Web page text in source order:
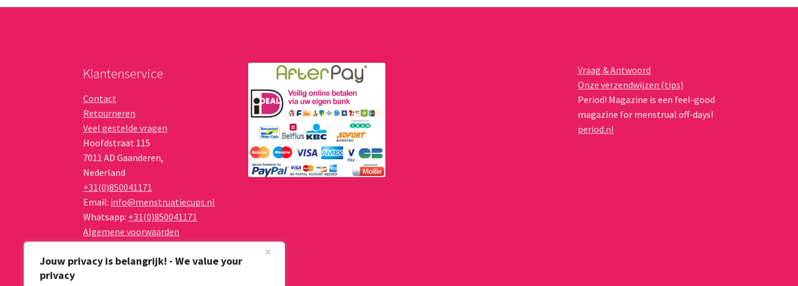
Jouw privacy is belangrijk! - We value your
privacy
Klantenservice
Contact
Retourneren
Veel gestelde vragen
Hoofdstraat 115
7011 AD Gaanderen,
Nederland
+31(0)850041171
Email: info@menstruatiecups.nl
Whatsapp: +31(0)850041171
Algemene voorwaarden
Vraag & Antwoord
Onze verzendwijzen (tips)
Period! Magazine is een feel-good
magazine for menstrual off-days!
period.nl